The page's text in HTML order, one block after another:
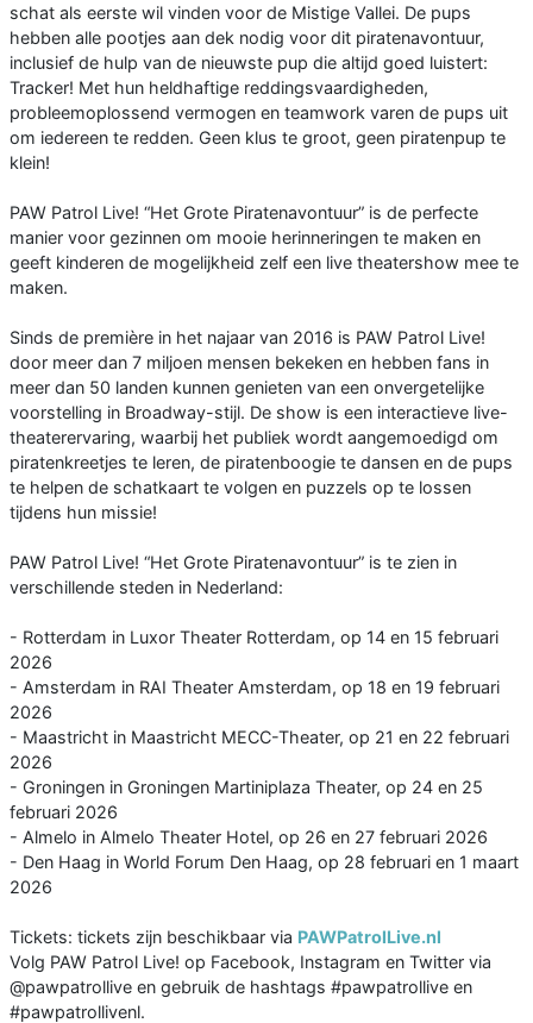
schat als eerste wil vinden voor de Mistige Vallei. De pups
hebben alle pootjes aan dek nodig voor dit piratenavontuur,
inclusief de hulp van de nieuwste pup die altijd goed luistert:
Tracker! Met hun heldhaftige reddingsvaardigheden,
probleemoplossend vermogen en teamwork varen de pups uit
om iedereen te redden. Geen klus te groot, geen piratenpup te
klein!
PAW Patrol Live! “Het Grote Piratenavontuur” is de perfecte
manier voor gezinnen om mooie herinneringen te maken en
geeft kinderen de mogelijkheid zelf een live theatershow mee te
maken.
Sinds de première in het najaar van 2016 is PAW Patrol Live!
door meer dan 7 miljoen mensen bekeken en hebben fans in
meer dan 50 landen kunnen genieten van een onvergetelijke
voorstelling in Broadway-stijl. De show is een interactieve live-
theaterervaring, waarbij het publiek wordt aangemoedigd om
piratenkreetjes te leren, de piratenboogie te dansen en de pups
te helpen de schatkaart te volgen en puzzels op te lossen
tijdens hun missie!
PAW Patrol Live! “Het Grote Piratenavontuur” is te zien in
verschillende steden in Nederland:
- Rotterdam in Luxor Theater Rotterdam, op 14 en 15 februari
2026
- Amsterdam in RAI Theater Amsterdam, op 18 en 19 februari
2026
- Maastricht in Maastricht MECC-Theater, op 21 en 22 februari
2026
- Groningen in Groningen Martiniplaza Theater, op 24 en 25
februari 2026
- Almelo in Almelo Theater Hotel, op 26 en 27 februari 2026
- Den Haag in World Forum Den Haag, op 28 februari en 1 maart
2026
Tickets: tickets zijn beschikbaar via PAWPatrolLive.nl
Volg PAW Patrol Live! op Facebook, Instagram en Twitter via
@pawpatrollive en gebruik de hashtags #pawpatrollive en
#pawpatrollivenl.